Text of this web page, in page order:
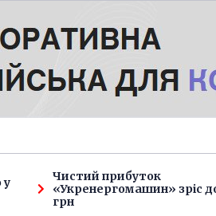
у
Чистий прибуток
«Укренергомашин» зріс
грн